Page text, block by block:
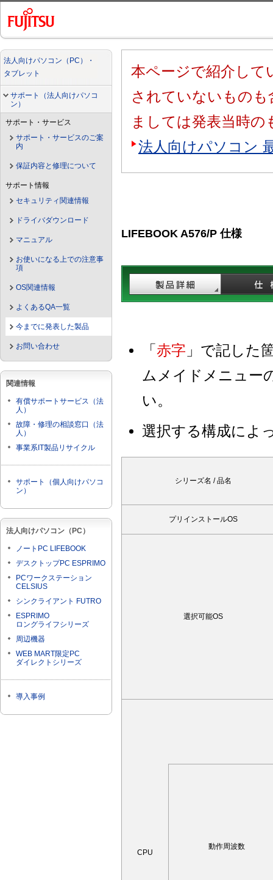
法人向けパソコン（PC）・
タブレット
サポート（法人向けパソコ
ン）
サポート・サービス
サポート・サービスのご案
内
保証内容と修理について
サポート情報
セキュリティ関連情報
ドライバダウンロード
マニュアル
お使いになる上での注意事
項
OS関連情報
よくあるQA一覧
今までに発表した製品
お問い合わせ
関連情報
有償サポートサービス（法
人）
故障・修理の相談窓口（法
人）
事業系IT製品リサイクル
サポート（個人向けパソコ
ン）
法人向けパソコン（PC）
ノートPC LIFEBOOK
デスクトップPC ESPRIMO
PCワークステーション
CELSIUS
シンクライアント FUTRO
ESPRIMO
ロングライフシリーズ
周辺機器
WEB MART限定PC
ダイレクトシリーズ
導入事例
本ページで紹介して
されていないもの
ましては発表当時の
法人向けパソコン
LIFEBOOK A576/P 仕様
「 赤字 」で記した
ムメイドメニュー
い。
選択する構成によ
シリーズ名 / 品名
プリインストールOS
選択可能OS
CPU
動作周波数